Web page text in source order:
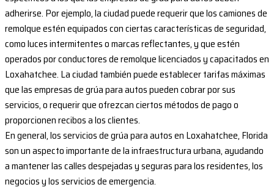
adherirse. Por ejemplo, la ciudad puede requerir que los camiones de
remolque estén equipados con ciertas características de seguridad,
como luces intermitentes o marcas reflectantes, y que estén
operados por conductores de remolque licenciados y capacitados en
Loxahatchee. La ciudad también puede establecer tarifas máximas
que las empresas de grúa para autos pueden cobrar por sus
servicios, o requerir que ofrezcan ciertos métodos de pago o
proporcionen recibos a los clientes.
En general, los servicios de grúa para autos en Loxahatchee, Florida
son un aspecto importante de la infraestructura urbana, ayudando
a mantener las calles despejadas y seguras para los residentes, los
negocios y los servicios de emergencia.